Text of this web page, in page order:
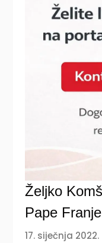
Željko
Pape Franje
17. siječnja 2022.